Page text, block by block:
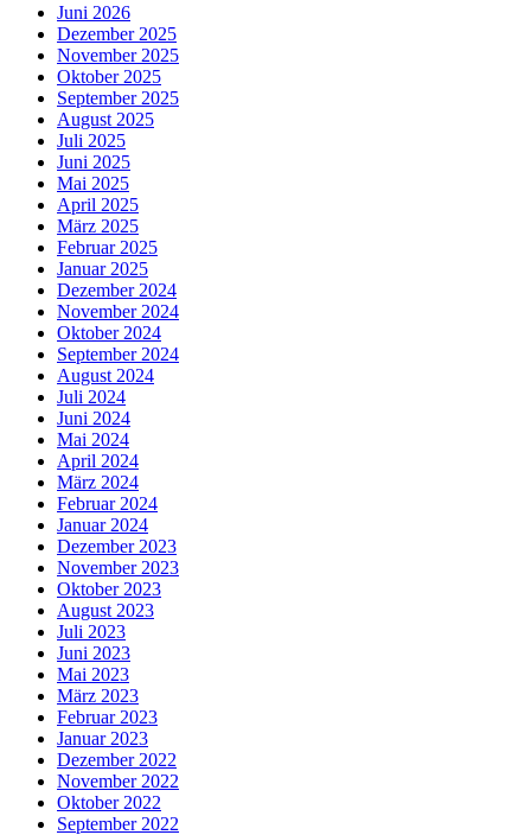
Juni 2026
Dezember 2025
November 2025
Oktober 2025
September 2025
August 2025
Juli 2025
Juni 2025
Mai 2025
April 2025
März 2025
Februar 2025
Januar 2025
Dezember 2024
November 2024
Oktober 2024
September 2024
August 2024
Juli 2024
Juni 2024
Mai 2024
April 2024
März 2024
Februar 2024
Januar 2024
Dezember 2023
November 2023
Oktober 2023
August 2023
Juli 2023
Juni 2023
Mai 2023
März 2023
Februar 2023
Januar 2023
Dezember 2022
November 2022
Oktober 2022
September 2022